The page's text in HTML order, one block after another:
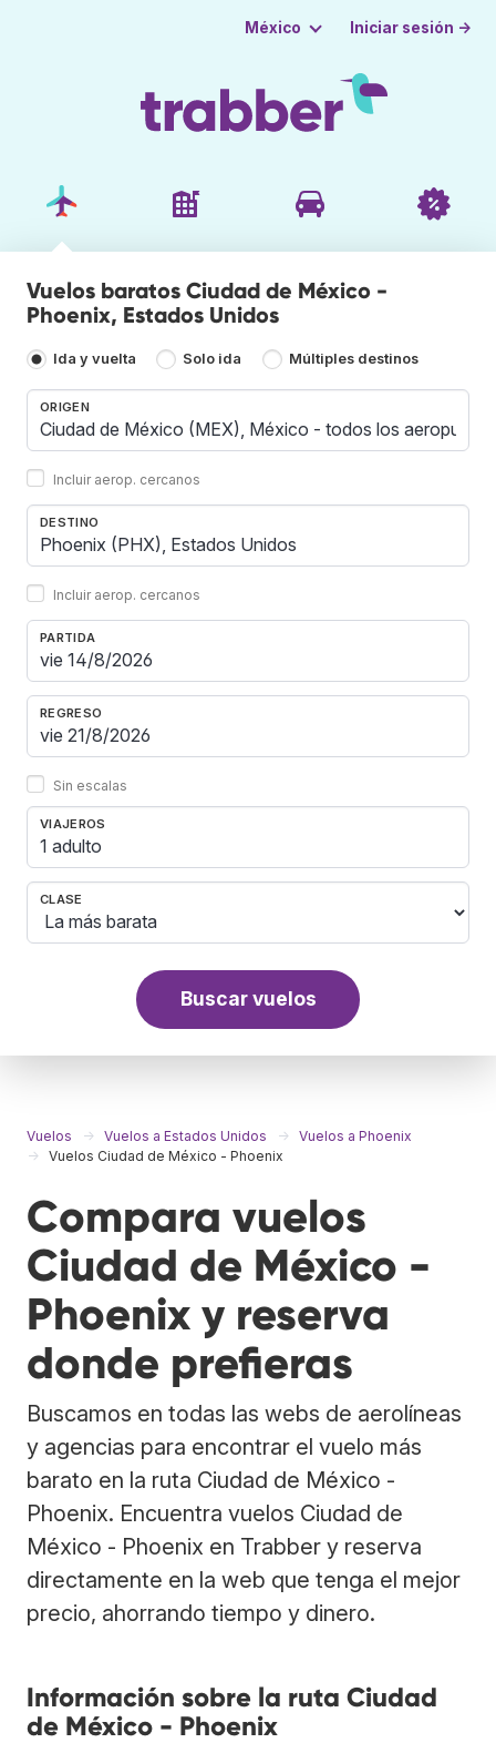
México Iniciar sesión →
Vuelos baratos Ciudad de México -
Phoenix, Estados Unidos
Ida y vuelta Solo ida Múltiples destinos
ORIGEN
Incluir aerop. cercanos
DESTINO
Incluir aerop. cercanos
PARTIDA
REGRESO
Sin escalas
VIAJEROS
1 adulto
CLASE
Buscar vuelos
Vuelos Vuelos a Estados Unidos
Vuelos a Phoenix
Vuelos Ciudad de México - Phoenix
Compara vuelos
Ciudad de México -
Phoenix y reserva
donde prefieras
Buscamos en todas las webs de aerolíneas
y agencias para encontrar el vuelo más
barato en la ruta Ciudad de México -
Phoenix. Encuentra vuelos Ciudad de
México - Phoenix en Trabber y reserva
directamente en la web que tenga el mejor
precio, ahorrando tiempo y dinero.
Información sobre la ruta Ciudad
de México - Phoenix